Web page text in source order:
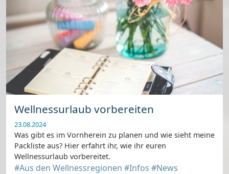
Wellnessurlaub vorbereiten
23.08.2024
Was gibt es im Vornherein zu planen und wie sieht meine
Packliste aus? Hier erfahrt ihr, wie ihr euren
Wellnessurlaub vorbereitet.
#Aus den Wellnessregionen #Infos #News